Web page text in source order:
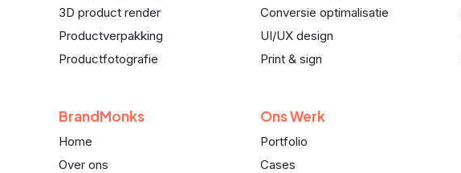
3D product render
Productverpakking
Productfotografie
BrandMonks
Home
Over ons
Conversie optimalisatie
UI/UX design
Print & sign
Ons Werk
Portfolio
Cases